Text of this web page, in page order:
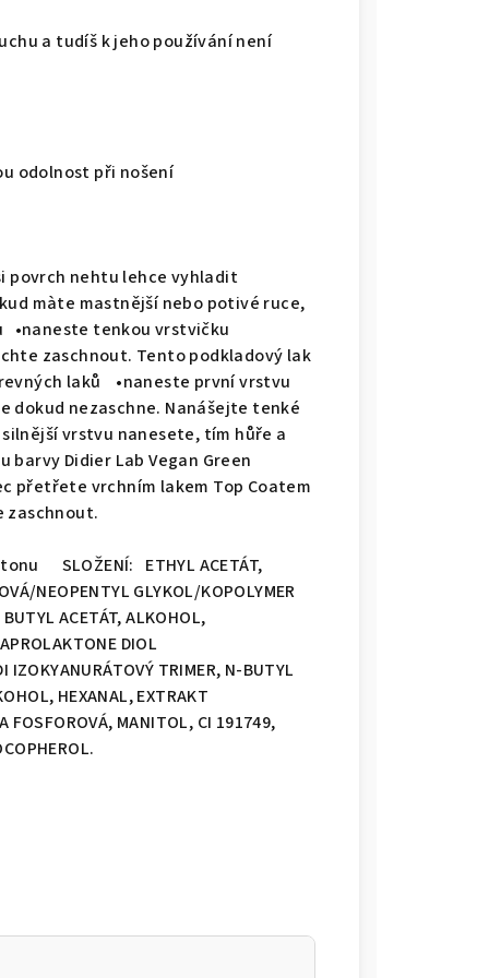
a tudíš k jeho používání není
odolnost při nošení
povrch nehtu lehce vyhladit
màte mastnější nebo potivé ruce,
•naneste tenkou vrstvičku
zaschnout. Tento podkladový lak
laků •naneste první vrstvu
dokud nezaschne. Nanášejte tenké
vrstvu nanesete, tím hůře a
Didier Lab Vegan Green
přetřete vrchním lakem Top Coatem
zaschnout.
SLOŽENÍ: ETHYL ACETÁT,
NEOPENTYL GLYKOL/KOPOLYMER
ACETÁT, ALKOHOL,
DIOL
IZOKYANURÁTOVÝ TRIMER, N-BUTYL
HEXANAL, EXTRAKT
FOSFOROVÁ, MANITOL, CI 191749,